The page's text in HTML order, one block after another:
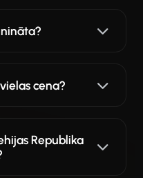
cena?
Republika